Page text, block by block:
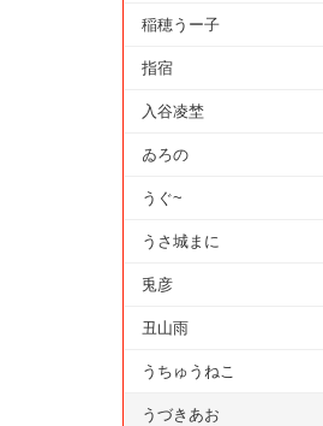
稲穂うー子
指宿
入谷凌埜
ゐろの
うぐ~
うさ城まに
兎彦
丑山雨
うちゅうねこ
うづきあお